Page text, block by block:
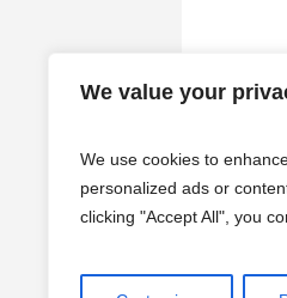
We value your
We use cookies to
personalized ads or
clicking "Accept All", you